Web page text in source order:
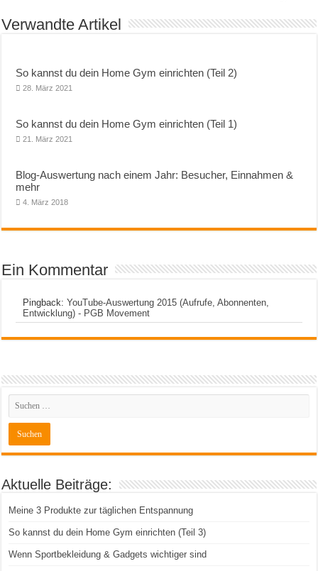
Verwandte Artikel
So kannst du dein Home Gym einrichten (Teil 2)
28. März 2021
So kannst du dein Home Gym einrichten (Teil 1)
21. März 2021
Blog-Auswertung nach einem Jahr: Besucher, Einnahmen &
mehr
4. März 2018
Ein Kommentar
Pingback:YouTube-Auswertung 2015 (Aufrufe, Abonnenten,
Entwicklung) - PGB Movement
Aktuelle Beiträge:
Meine 3 Produkte zur täglichen Entspannung
So kannst du dein Home Gym einrichten (Teil 3)
Wenn Sportbekleidung & Gadgets wichtiger sind